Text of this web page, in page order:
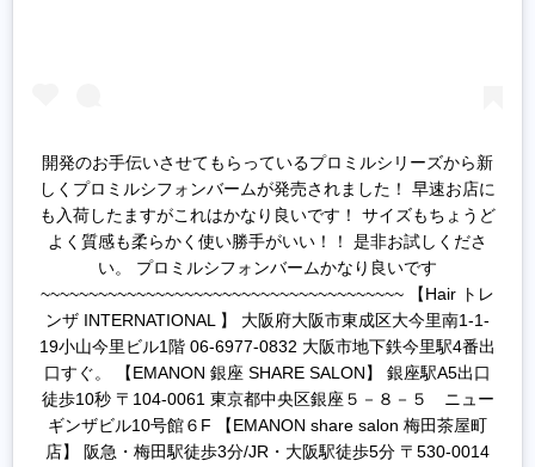
開発のお手伝いさせてもらっているプロミルシリーズから新
しくプロミルシフォンバームが発売されました！ 早速お店に
も入荷したますがこれはかなり良いです！ サイズもちょうど
よく質感も柔らかく使い勝手がいい！！ 是非お試しくださ
い。 プロミルシフォンバームかなり良いです
~~~~~~~~~~~~~~~~~~~~~~~~~~~~~~~~~~~~~~ 【Hair トレ
ンザ INTERNATIONAL 】 大阪府大阪市東成区大今里南1-1-
19小山今里ビル1階 06-6977-0832 大阪市地下鉄今里駅4番出
口すぐ。 【EMANON 銀座 SHARE SALON】 銀座駅A5出口
徒歩10秒 〒104-0061 東京都中央区銀座５－８－５ ニュー
ギンザビル10号館６F 【EMANON share salon 梅田茶屋町
店】 阪急・梅田駅徒歩3分/JR・大阪駅徒歩5分 〒530-0014